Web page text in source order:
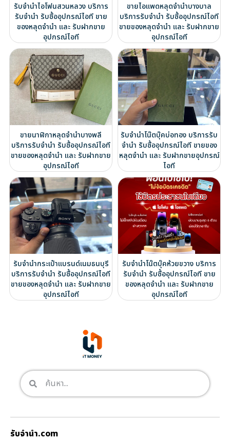
รับจำนำไอโฟนสวนหลวง บริการ
รับจำนำ รับซื้ออุปกรณ์ไอที ขาย
ของหลุดจำนำ และ รับฝากขาย
อุปกรณ์ไอที
ขายไอแพดหลุดจำนำบางบาล
บริการรับจำนำ รับซื้ออุปกรณ์ไอที
ขายของหลุดจำนำ และ รับฝากขาย
อุปกรณ์ไอที
ขายนาฬิกาหลุดจำนำบางพลี
บริการรับจำนำ รับซื้ออุปกรณ์ไอที
ขายของหลุดจำนำ และ รับฝากขาย
อุปกรณ์ไอที
รับจำนำโน๊ตบุ๊คบ่อทอง บริการรับ
จำนำ รับซื้ออุปกรณ์ไอที ขายของ
หลุดจำนำ และ รับฝากขายอุปกรณ์
ไอที
รับจำนำกระเป๋าแบรนด์เนมธนบุรี
บริการรับจำนำ รับซื้ออุปกรณ์ไอที
ขายของหลุดจำนำ และ รับฝากขาย
อุปกรณ์ไอที
รับจำนำโน๊ตบุ๊คห้วยขวาง บริการ
รับจำนำ รับซื้ออุปกรณ์ไอที ขาย
ของหลุดจำนำ และ รับฝากขาย
อุปกรณ์ไอที
รับจํานํา.com